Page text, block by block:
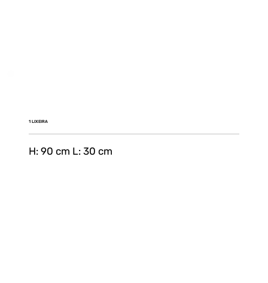
1 LIXEIRA
H: 90 cm L: 30 cm